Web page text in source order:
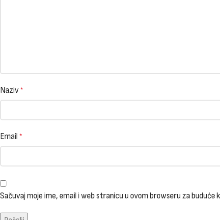
Naziv *
Email *
Sačuvaj moje ime, email i web stranicu u ovom browseru za buduće